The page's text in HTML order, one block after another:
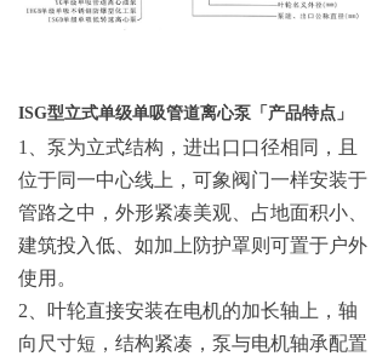
ISG型立式单级单吸管道离心泵 「 产品特点 」
1、泵为立式结构，进出口口径相同，且
位于同一中心线上，可象阀门一样安装于
管路之中，外形紧凑美观、占地面积小、
建筑投入低、如加上防护罩则可置于户外
使用。
2、叶轮直接安装在电机的加长轴上，轴
向尺寸短，结构紧凑，泵与电机轴承配置